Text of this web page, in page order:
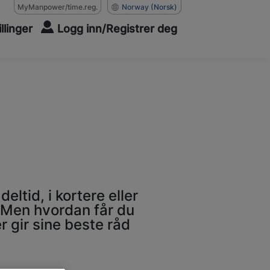
MyManpower/time.reg. Norway (Norsk)
Logg inn/Registrer deg
i kortere eller
hvordan får du
gir sine beste råd